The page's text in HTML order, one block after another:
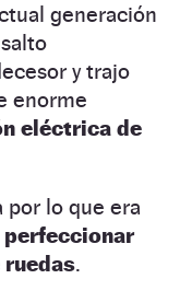
generación
y trajo
enorme
eléctrica de
por lo que era
perfeccionar
ruedas.